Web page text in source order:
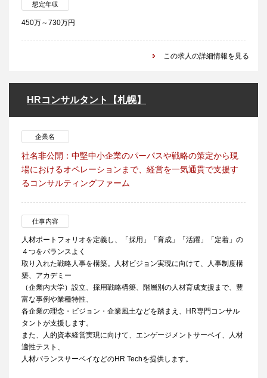
想定年収
450万～730万円
この求人の詳細情報を見る
HRコンサルタント【札幌】
企業名
社名非公開：中堅中小企業のパーパスや戦略の策定から現
場におけるオペレーションまで、経営を一気通貫で支援す
るコンサルティングファーム
仕事内容
人材ポートフォリオを定義し、「採用」「育成」「活躍」「定着」の
４つをバランスよく
取り入れた戦略人事を構築。人材ビジョン実現に向けて、人事制度構
築、アカデミー
（企業内大学）設立、採用戦略構築、階層別の人材育成支援まで、豊
富な事例や業種特性、
各企業の理念・ビジョン・企業風土などを踏まえ、HR専門コンサル
タントが支援します。
また、人的資本経営実現に向けて、エンゲージメントサーベイ、人材
適性テスト、
人材バランスサーベイなどのHR Techを提供します。